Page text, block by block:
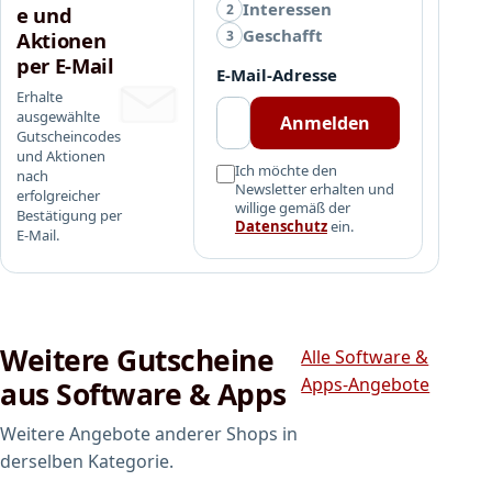
r
1
9
9
E
R
e und
Aktionen
per E-Mail
Erhalte
ausgewählte
Gutscheincodes
und Aktionen
nach
erfolgreicher
Bestätigung per
E-Mail.
2 Interessen
3 Geschafft
E-Mail-Adresse
Anmelden
Ich möchte den
Newsletter erhalten und
willige gemäß der
Datenschutzein.
Weitere Gutscheine
aus Software & Apps
Weitere Angebote anderer Shops in
derselben Kategorie.
Alle Software &
Apps-Angebote